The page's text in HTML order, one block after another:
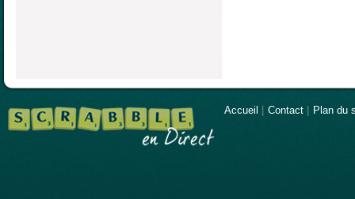
Accueil Contact Plan du